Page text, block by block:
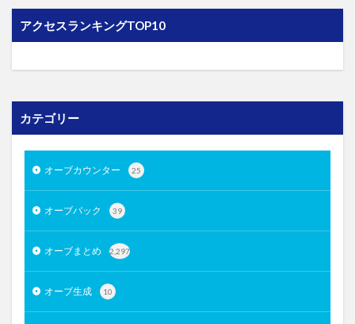
アクセスランキングTOP10
カテゴリー
オーブカウンター 25
オーブバック 39
オーブまとめ 2,297
オーブ生成 10